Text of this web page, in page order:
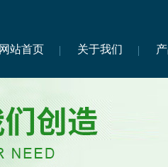
网站首页 关于我们